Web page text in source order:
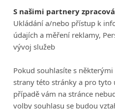
S našimi partnery
Ukládání a/nebo přístup k
údajích a měření reklamy,
vývoj služeb
Pokud souhlasíte s
strany této stránky a pro tyto
případě vám na stránce
volby souhlasu se budou